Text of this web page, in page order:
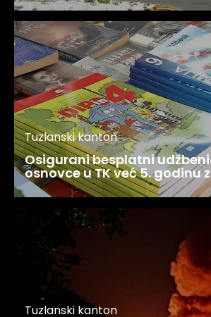
Tuzlanski kanton
Osigurani besplatni
osnovce u TK već 5. godinu
Tuzlanski kanton